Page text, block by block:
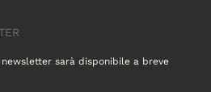
newsletter sarà disponibile a breve